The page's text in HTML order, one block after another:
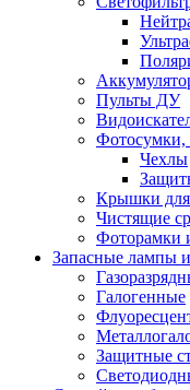
Пульты ДУ
Фотосумки,
Чехлы
Крышки для
Чистящие
Фоторамки
Запасные лампы
Галогенные
Защитные